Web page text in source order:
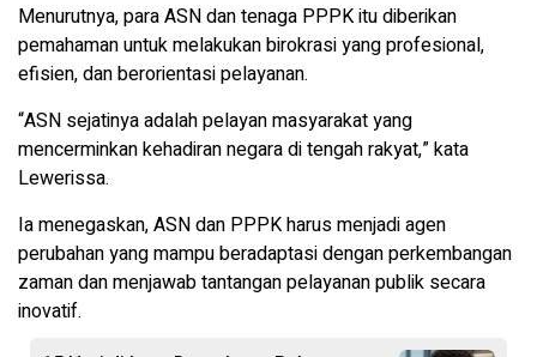
Menurutnya, para ASN dan tenaga PPPK itu diberikan
pemahaman untuk melakukan birokrasi yang profesional,
efisien, dan berorientasi pelayanan.
“ASN sejatinya adalah pelayan masyarakat yang
mencerminkan kehadiran negara di tengah rakyat,” kata
Lewerissa.
Ia menegaskan, ASN dan PPPK harus menjadi agen
perubahan yang mampu beradaptasi dengan perkembangan
zaman dan menjawab tantangan pelayanan publik secara
inovatif.